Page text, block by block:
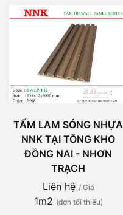
TẤM LAM SÓNG NHỰA
NNK TẠI TÔNG KHO
ĐỒNG NAI - NHƠN
TRẠCH
Liên hệ / Giá
1m2 (đơn tối thiểu)